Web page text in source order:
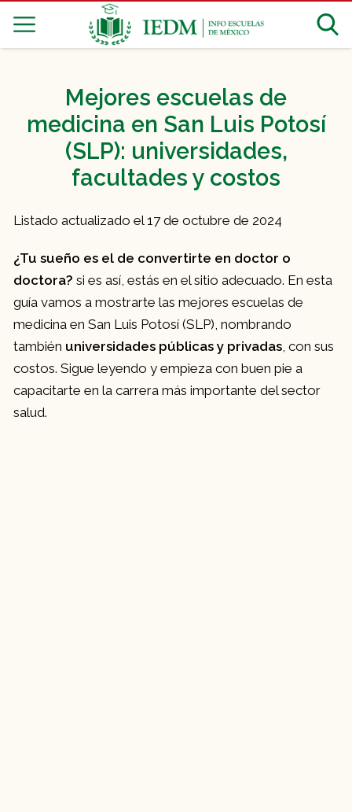
Mejores escuelas de
medicina en San Luis Potosí
(SLP): universidades,
facultades y costos
Listado actualizado el 17 de octubre de 2024
¿Tu sueño es el de convertirte en doctor o
doctora? si es así, estás en el sitio adecuado. En esta
guía vamos a mostrarte las mejores escuelas de
medicina en San Luis Potosí (SLP), nombrando
también universidades públicas y privadas, con sus
costos. Sigue leyendo y empieza con buen pie a
capacitarte en la carrera más importante del sector
salud.